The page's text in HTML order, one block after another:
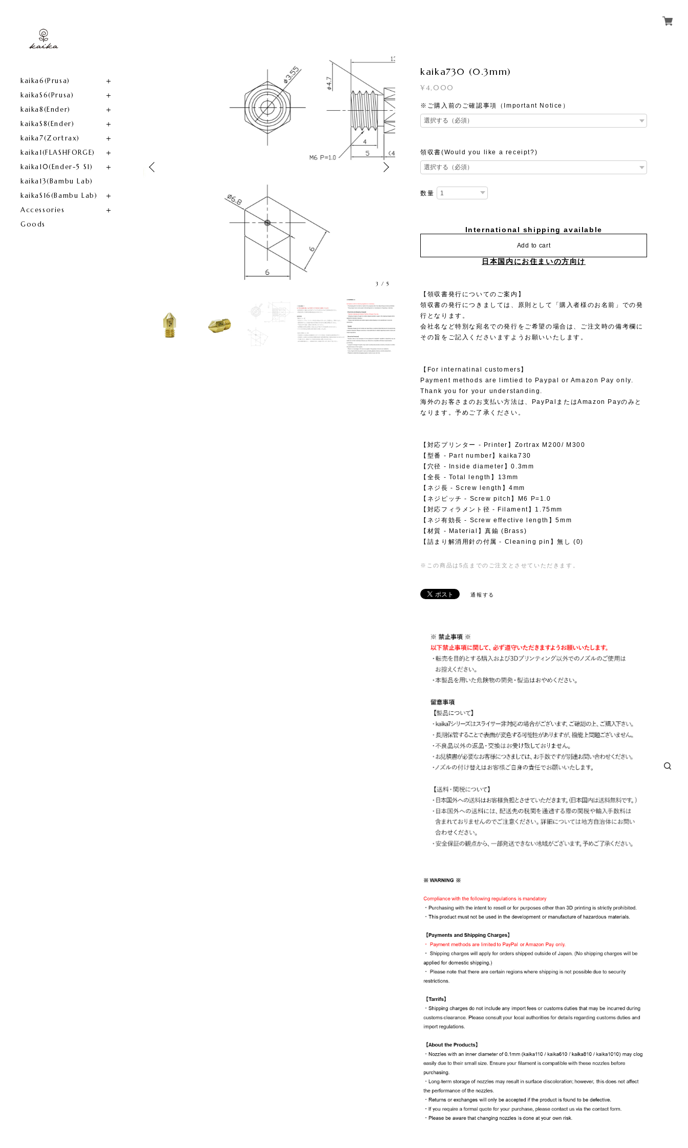
kaika6(Prusa)​
kaikaS6(Prusa)
kaika8(Ender)​
kaikaS8(Ender)
kaika7(Zortrax)
kaika1(FLASHFORGE)​
kaika10(Ender-5 S1)
kaika13(Bambu Lab)
kaikaS16(Bambu Lab)
Accessories
Goods
3 /5
kaika730 (0.3mm)
¥4,000
※ご購入前のご確認事項（Important Notice）
領収書(Would you like a receipt?)
数量
International shipping available
Add to cart
日本国内にお住まいの方向け
【領収書発行についてのご案内】
領収書の発行につきましては、原則として「購入者様のお名前」での発
行となります。
会社名など特別な宛名での発行をご希望の場合は、ご注文時の備考欄に
その旨をご記入くださいますようお願いいたします。
【For internatinal customers】
Payment methods are limtied to Paypal or Amazon Pay only.
Thank you for your understanding.
海外のお客さまのお支払い方法は、PayPalまたはAmazon Payのみと
なります。予めご了承ください。
【対応プリンター - Printer】Zortrax M200/ M300
【型番 - Part number】kaika730
【穴径 - Inside diameter】0.3mm
【全長 - Total length】13mm
【ネジ長 - Screw length】4mm
【ネジピッチ - Screw pitch】M6 P=1.0
【対応フィラメント径 - Filament】1.75mm
【ネジ有効長 - Screw effective length】5mm
【材質 - Material】真鍮 (Brass)
【詰まり解消用針の付属 - Cleaning pin】無し (0)
※この商品は5点までのご注文とさせていただきます。
通報する